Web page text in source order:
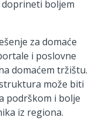
boljem
za domaće
i poslovne
domaćem tržištu.
može biti
podrškom i bolje
iz regiona.